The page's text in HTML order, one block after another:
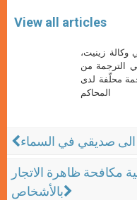
View all articles
زينيت،
الترجمة من
محلّفة لدى
المحاكم
الى صديقي في السماء
مكافحة ظاهرة الاتجار
بالأشخاص